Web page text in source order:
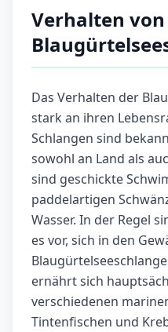
Verhalten von
Das Verhalten der
stark an ihren
Schlangen sind
sowohl an Land als
sind geschickte
paddelartigen
Wasser. In der Regel
es vor, sich in den
ernährt sich
verschiedenen
Tintenfischen und